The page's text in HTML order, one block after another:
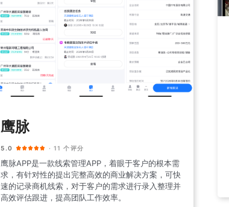
鹰脉
5.0 · 11 个评分
鹰脉APP是一款线索管理APP，着眼于客户的根本需
求，有针对性的提出完整高效的商业解决方案，可快
速的记录商机线索，对于客户的需求进行录入整理并
高效评估跟进，提高团队工作效率。